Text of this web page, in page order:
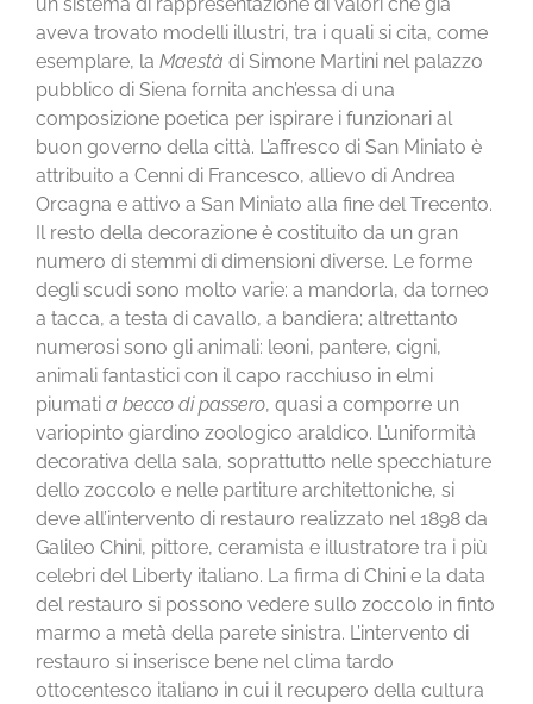
un sistema di rappresentazione di valori che già
aveva trovato modelli illustri, tra i quali si cita, come
esemplare, la Maestà di Simone Martini nel palazzo
pubblico di Siena fornita anch’essa di una
composizione poetica per ispirare i funzionari al
buon governo della città. L’affresco di San Miniato è
attribuito a Cenni di Francesco, allievo di Andrea
Orcagna e attivo a San Miniato alla fine del Trecento.
Il resto della decorazione è costituito da un gran
numero di stemmi di dimensioni diverse. Le forme
degli scudi sono molto varie: a mandorla, da torneo
a tacca, a testa di cavallo, a bandiera; altrettanto
numerosi sono gli animali: leoni, pantere, cigni,
animali fantastici con il capo racchiuso in elmi
piumati a becco di passero, quasi a comporre un
variopinto giardino zoologico araldico. L’uniformità
decorativa della sala, soprattutto nelle specchiature
dello zoccolo e nelle partiture architettoniche, si
deve all’intervento di restauro realizzato nel 1898 da
Galileo Chini, pittore, ceramista e illustratore tra i più
celebri del Liberty italiano. La firma di Chini e la data
del restauro si possono vedere sullo zoccolo in finto
marmo a metà della parete sinistra. L’intervento di
restauro si inserisce bene nel clima tardo
ottocentesco italiano in cui il recupero della cultura